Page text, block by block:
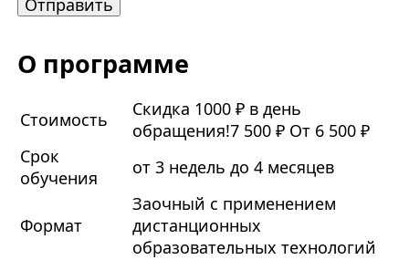
О программе
Стоимость
Скидка 1000 ₽ в день
обращения!7 500 ₽ От 6 500 ₽
Срок
обучения
от 3 недель до 4 месяцев
Формат
Заочный с применением
дистанционных
образовательных технологий